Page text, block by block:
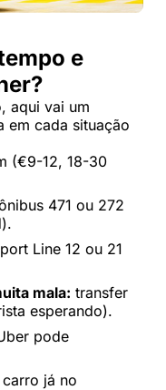
e
aqui vai um
em cada situação
(€9-12, 18-30
471 ou 272
Line 12 ou 21
mala: transfer
esperando).
pode
já no